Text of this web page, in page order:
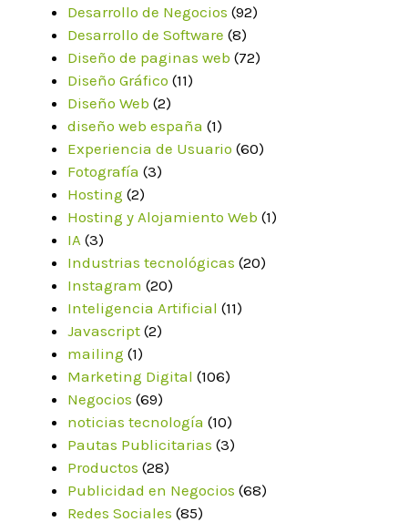
Desarrollo de Negocios (92)
Desarrollo de Software (8)
Diseño de paginas web (72)
Diseño Gráfico (11)
Diseño Web (2)
diseño web españa (1)
Experiencia de Usuario (60)
Fotografía (3)
Hosting (2)
Hosting y Alojamiento Web (1)
IA (3)
Industrias tecnológicas (20)
Instagram (20)
Inteligencia Artificial (11)
Javascript (2)
mailing (1)
Marketing Digital (106)
Negocios (69)
noticias tecnología (10)
Pautas Publicitarias (3)
Productos (28)
Publicidad en Negocios (68)
Redes Sociales (85)